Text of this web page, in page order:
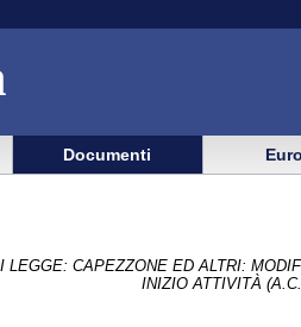
Documenti
LEGGE: CAPEZZONE ED ALTRI:
INIZIO ATTIVITÀ